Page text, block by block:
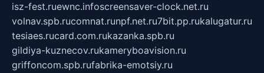
isz-fest.ruewnc.infoscreensaver-clock.net.ru
volnav.spb.rucomnat.runpf.net.ru7bit.pp.rukalugatur.ru
tesiaes.rucard.com.rukazanka.spb.ru
gildiya-kuznecov.rukameryboavision.ru
griffoncom.spb.rufabrika-emotsiy.ru